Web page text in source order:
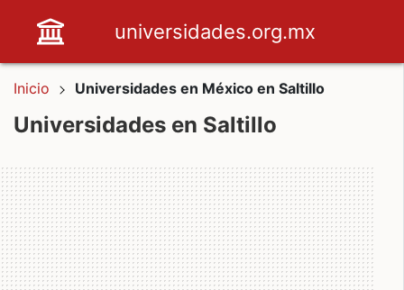
universidades.org.mx
Inicio Universidades en México en Saltillo
Universidades en Saltillo